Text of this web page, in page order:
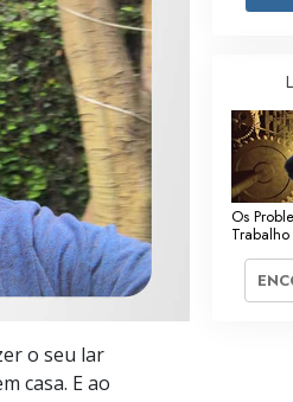
Respostas às Drogas
Crianças
Ferramentas para o
Ética e as Condições
A Causa da Supressão
Investigações
o seu lar
casa. E ao
Os
Trabalho